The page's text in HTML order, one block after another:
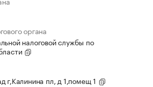
органа
налоговой службы по
г,Калинина пл, д 1,помещ 1